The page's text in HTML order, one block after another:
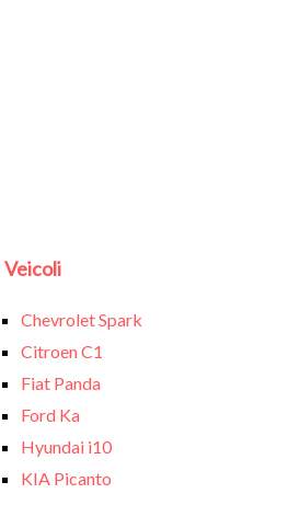
Veicoli
Chevrolet Spark
Citroen C1
Fiat Panda
Ford Ka
Hyundai i10
KIA Picanto